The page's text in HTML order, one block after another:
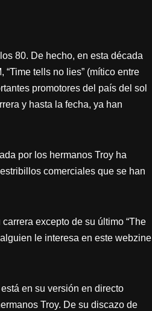
80. De hecho, en esta década
tells no lies” (mítico entre
promotores del país del sol
y hasta la fecha, ya han
por los hermanos Troy ha
comerciales que se han
excepto de su último “The
le interesa en este webzine
en su versión en directo
Troy. De su discazo de